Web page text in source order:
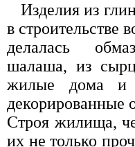
Изделия из
в строительстве
делалась
шалаша, из
жилые дома и
декорированные
Строя жилища,
их не только